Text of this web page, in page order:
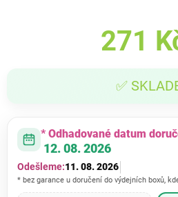
271
✅
* Odhadované datum
12. 08. 2026
Odešleme:11. 08. 2026
* bez garance u doručení do výdejních boxů,